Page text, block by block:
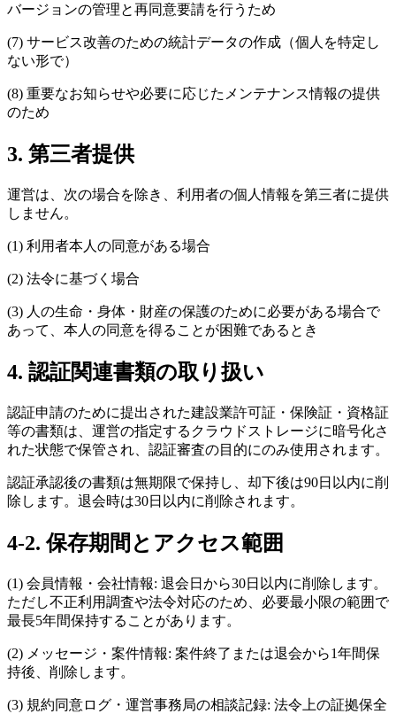
バージョンの管理と再同意要請を行うため
(7) サービス改善のための統計データの作成（個人を特定し
ない形で）
(8) 重要なお知らせや必要に応じたメンテナンス情報の提供
のため
3. 第三者提供
運営は、次の場合を除き、利用者の個人情報を第三者に提供
しません。
(1) 利用者本人の同意がある場合
(2) 法令に基づく場合
(3) 人の生命・身体・財産の保護のために必要がある場合で
あって、本人の同意を得ることが困難であるとき
4. 認証関連書類の取り扱い
認証申請のために提出された建設業許可証・保険証・資格証
等の書類は、運営の指定するクラウドストレージに暗号化さ
れた状態で保管され、認証審査の目的にのみ使用されます。
認証承認後の書類は無期限で保持し、却下後は90日以内に削
除します。退会時は30日以内に削除されます。
4-2. 保存期間とアクセス範囲
(1) 会員情報・会社情報: 退会日から30日以内に削除します。
ただし不正利用調査や法令対応のため、必要最小限の範囲で
最長5年間保持することがあります。
(2) メッセージ・案件情報: 案件終了または退会から1年間保
持後、削除します。
(3) 規約同意ログ・運営事務局の相談記録: 法令上の証拠保全